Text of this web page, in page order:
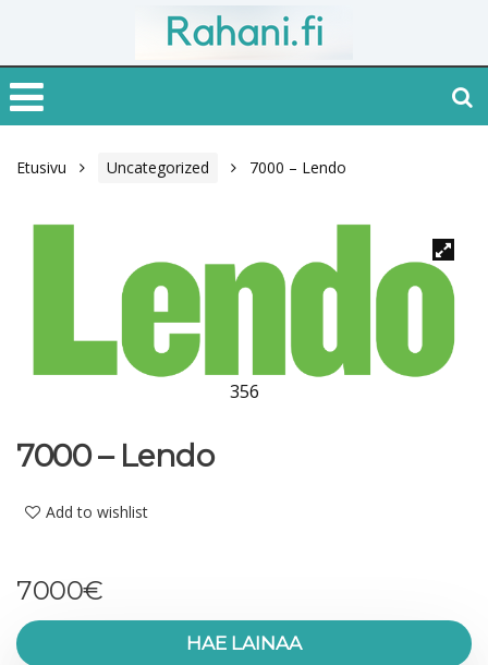
Etusivu Uncategorized 7000 – Lendo
356
7000 – Lendo
Add to wishlist
7000€
HAE LAINAA